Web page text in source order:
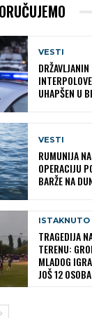
VESTI
UHAPŠEN U
VESTI
RUMUNIJA
OPERACIJU
BARŽE NA
ISTAKNUTO
TRAGEDIJA
TERENU:
MLADOG
JOŠ 12 OSOBA